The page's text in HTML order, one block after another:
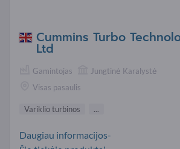
Cummins Turbo
Ltd
Gamintojas
Jungtinė Karalystė
Visas pasaulis
Variklio turbinos ...
Daugiau informacijos-